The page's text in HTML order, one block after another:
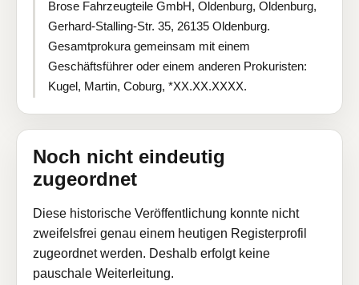
Brose Fahrzeugteile GmbH, Oldenburg, Oldenburg,
Gerhard-Stalling-Str. 35, 26135 Oldenburg.
Gesamtprokura gemeinsam mit einem
Geschäftsführer oder einem anderen Prokuristen:
Kugel, Martin, Coburg, *XX.XX.XXXX.
Noch nicht eindeutig
zugeordnet
Diese historische Veröffentlichung konnte nicht
zweifelsfrei genau einem heutigen Registerprofil
zugeordnet werden. Deshalb erfolgt keine
pauschale Weiterleitung.